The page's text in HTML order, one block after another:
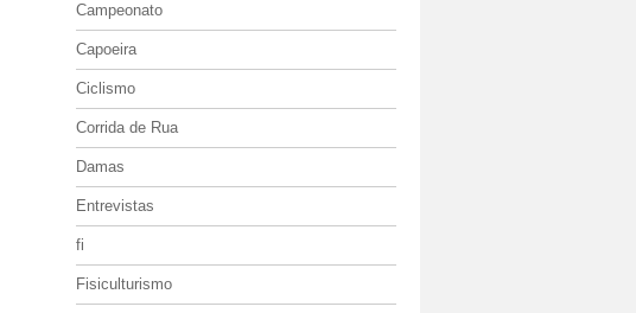
Campeonato
Capoeira
Ciclismo
Corrida de Rua
Damas
Entrevistas
fi
Fisiculturismo